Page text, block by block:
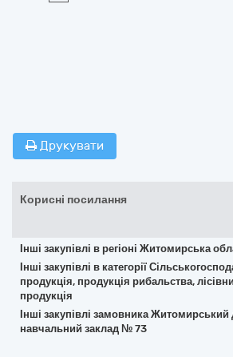
Друкувати
Корисні посилання
Інші закупівлі в регіоні Житомирська
Інші закупівлі в категорії
продукція, продукція рибальства,
продукція
Інші закупівлі замовника
навчальний заклад № 73